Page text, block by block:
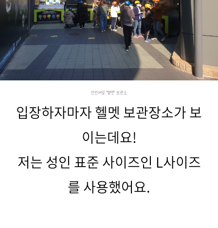
안전제일 "헬멧" 보관소
입장하자마자 헬멧 보관장소가 보
이는데요!
저는 성인 표준 사이즈인 L사이즈
를 사용했어요.